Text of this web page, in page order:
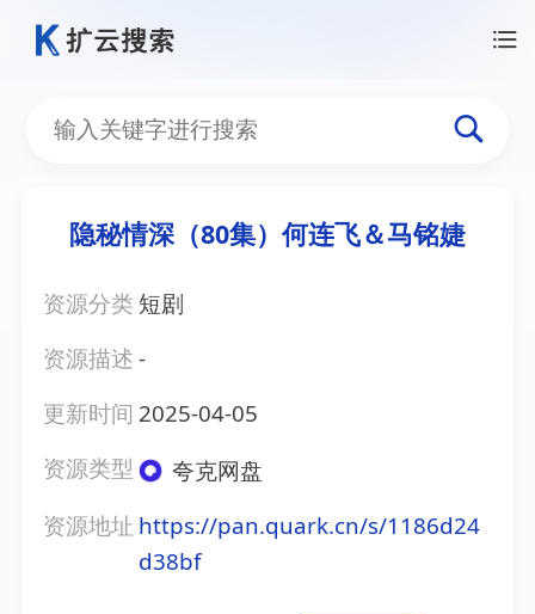
隐秘情深（80集）何连飞＆马铭婕
资源分类 短剧
资源描述-
更新时间 2025-04-05
资源类型
夸克网盘
资源地址 https://pan.quark.cn/s/1186d24
d38bf